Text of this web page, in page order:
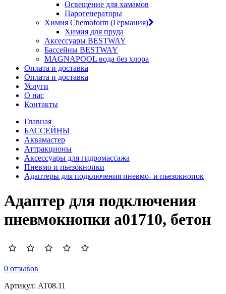
Освещение для хамамов
Парогенераторы
Химия Chemoform (Германия)
Химия для пруда
Аксессуары BESTWAY
Бассейны BESTWAY
MAGNAPOOL вода без хлора
Оплата и доставка
Оплата и доставка
Услуги
О нас
Контакты
Главная
БАССЕЙНЫ
Аквамастер
Аттракционы
Аксессуары для гидромассажа
Пневмо и пьезокнопки
Адаптеры для подключения пневмо- и пьезокнопок
Адаптер для подключения
пневмокнопки а01710, бетон
0 отзывов
Артикул: AT08.11